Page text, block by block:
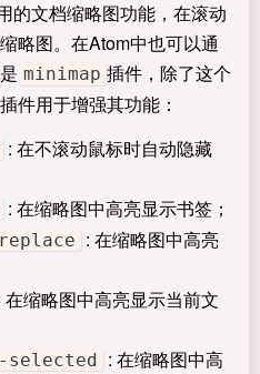
的文档缩略图功能，在滚动
略图。在Atom中也可以通
minimap 插件，除了这个
件用于增强其功能：
: 在不滚动鼠标时自动隐藏
: 在缩略图中高亮显示书签；
: 在缩略图中高亮
在缩略图中高亮显示当前文
selected : 在缩略图中高